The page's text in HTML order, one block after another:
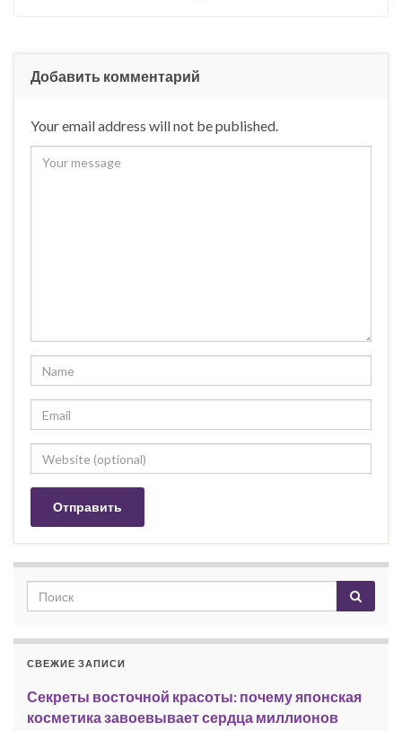
Добавить комментарий
Your email address will not be published.
СВЕЖИЕ ЗАПИСИ
Секреты восточной красоты: почему японская
косметика завоевывает сердца миллионов